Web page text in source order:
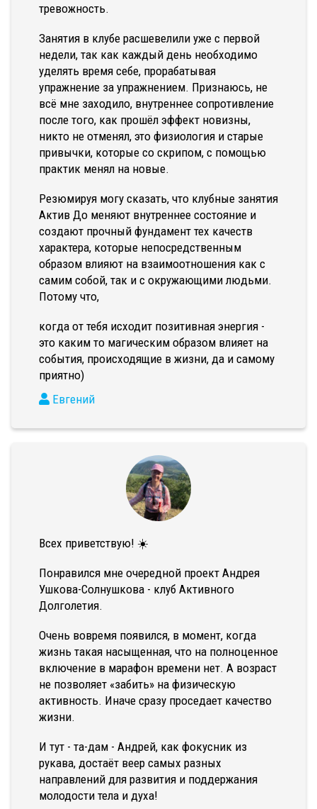
тревожность.
Занятия в клубе расшевелили уже с первой
недели, так как каждый день необходимо
уделять время себе, прорабатывая
упражнение за упражнением. Признаюсь, не
всё мне заходило, внутреннее сопротивление
после того, как прошёл эффект новизны,
никто не отменял, это физиология и старые
привычки, которые со скрипом, с помощью
практик менял на новые.
Резюмируя могу сказать, что клубные занятия
Актив До меняют внутреннее состояние и
создают прочный фундамент тех качеств
характера, которые непосредственным
образом влияют на взаимоотношения как с
самим собой, так и с окружающими людьми.
Потому что,
когда от тебя исходит позитивная энергия -
это каким то магическим образом влияет на
события, происходящие в жизни, да и самому
приятно)
Евгений
Всех приветствую! ☀️
Понравился мне очередной проект Андрея
Ушкова-Солнушкова - клуб Активного
Долголетия.
Очень вовремя появился, в момент, когда
жизнь такая насыщенная, что на полноценное
включение в марафон времени нет. А возраст
не позволяет «забить» на физическую
активность. Иначе сразу проседает качество
жизни.
И тут - та-дам - Андрей, как фокусник из
рукава, достаёт веер самых разных
направлений для развития и поддержания
молодости тела и духа!